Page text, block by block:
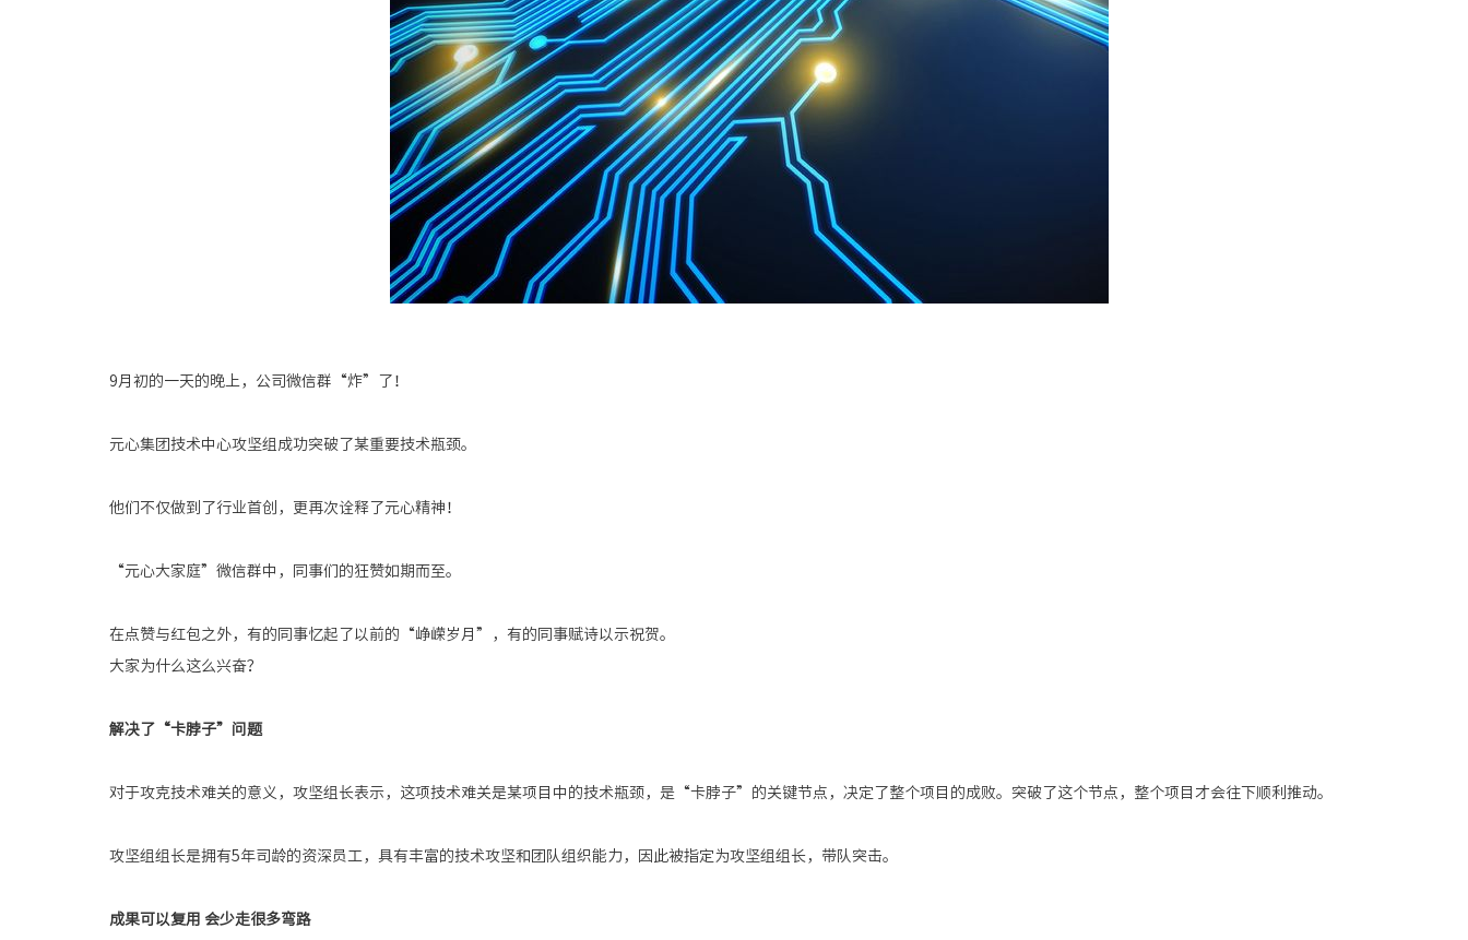
9月初的一天的晚上，公司微信群“炸”了！
元心集团技术中心攻坚组成功突破了某重要技术瓶颈。
他们不仅做到了行业首创，更再次诠释了元心精神！
“元心大家庭”微信群中，同事们的狂赞如期而至。
在点赞与红包之外，有的同事忆起了以前的 “峥嵘岁月”，有的同事赋诗以示祝贺。
大家为什么这么兴奋？
解决了 “卡脖子”问题
对于攻克技术难关的意义，攻坚组长表示，这项技术难关是某项目中的技术瓶颈，是 “卡脖子”的关键节点，决定了整个项目的成败。突破了这个节点，整个项目才会往下顺利推动。
攻坚组组长是拥有5年司龄的资深 员工 ，具有丰富的技术攻坚和团队组织能力，因此被指定为攻坚组组长，带队突击。
成果可以复用 会少走很多弯路